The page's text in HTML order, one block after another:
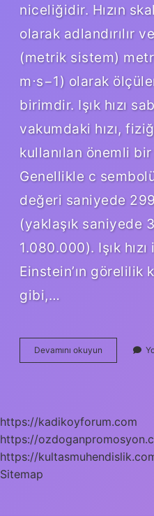
niceliğidir. Hızın
olarak adlandırılır
(metrik sistem)
m⋅s−1) olarak
birimdir. Işık hızı
vakumdaki hızı,
kullanılan önemli
Genellikle c
değeri saniyede
(yaklaşık saniyede
1.080.000). Işık hızı
Einstein’ın görelilik
gibi,…
Devamını okuyun
Hızı
https://kadikoyforum.com
https://
https://
Sitemap